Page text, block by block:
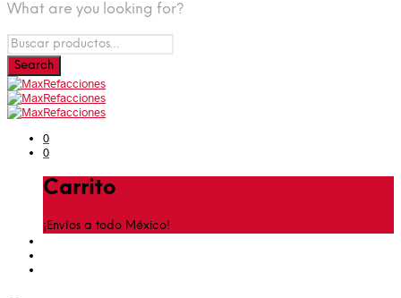
What are you looking for?
0
0
Carrito
¡Envíos a todo México!